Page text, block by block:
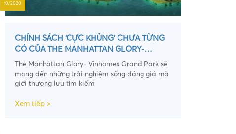
10/2020
CHÍNH SÁCH ‘CỰC KHỦNG’ CHƯA TỪNG
CÓ CỦA THE MANHATTAN GLORY-
VINHOMES GRAND PARK
The Manhattan Glory- Vinhomes Grand Park sẽ
mang đến những trải nghiệm sống đáng giá mà
giới thượng lưu tìm kiếm
Xem tiếp >